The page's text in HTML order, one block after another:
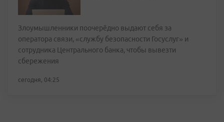
Злоумышленники поочерёдно выдают себя за
оператора связи, «службу безопасности Госуслуг» и
сотрудника Центрального банка, чтобы вывезти
сбережения
сегодня, 04:25